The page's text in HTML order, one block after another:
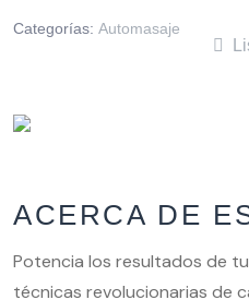
Categorías: Automasaje
ACERCA DE
Potencia los resultados de
técnicas revolucionarias de